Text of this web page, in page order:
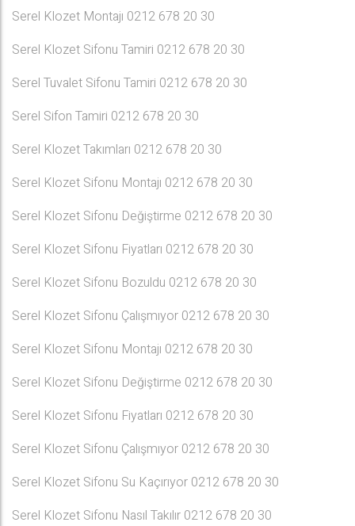
Serel Klozet Montajı 0212 678 20 30
Serel Klozet Sifonu Tamiri 0212 678 20 30
Serel Tuvalet Sifonu Tamiri 0212 678 20 30
Serel Sifon Tamiri 0212 678 20 30
Serel Klozet Takımları 0212 678 20 30
Serel Klozet Sifonu Montajı 0212 678 20 30
Serel Klozet Sifonu Değiştirme 0212 678 20 30
Serel Klozet Sifonu Fiyatları 0212 678 20 30
Serel Klozet Sifonu Bozuldu 0212 678 20 30
Serel Klozet Sifonu Çalışmıyor 0212 678 20 30
Serel Klozet Sifonu Montajı 0212 678 20 30
Serel Klozet Sifonu Değiştirme 0212 678 20 30
Serel Klozet Sifonu Fiyatları 0212 678 20 30
Serel Klozet Sifonu Çalışmıyor 0212 678 20 30
Serel Klozet Sifonu Su Kaçırıyor 0212 678 20 30
Serel Klozet Sifonu Nasıl Takılır 0212 678 20 30